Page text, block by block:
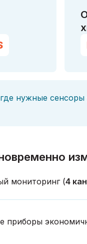
нужные
мониторинг (4
приборы